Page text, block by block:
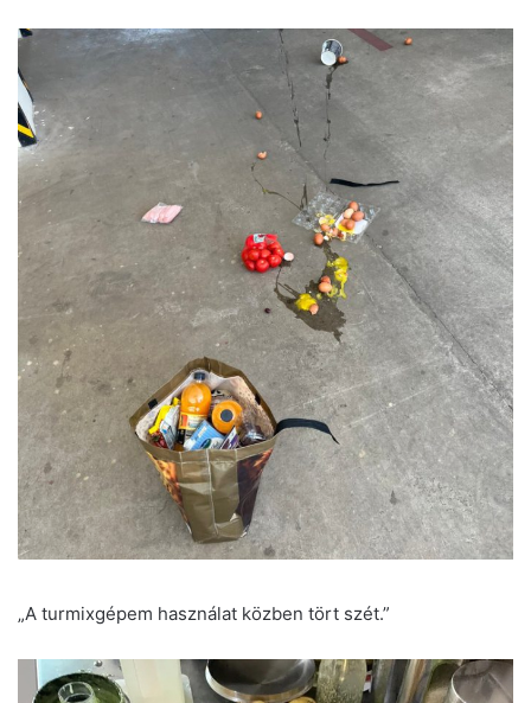
„A turmixgépem használat közben tört szét.”